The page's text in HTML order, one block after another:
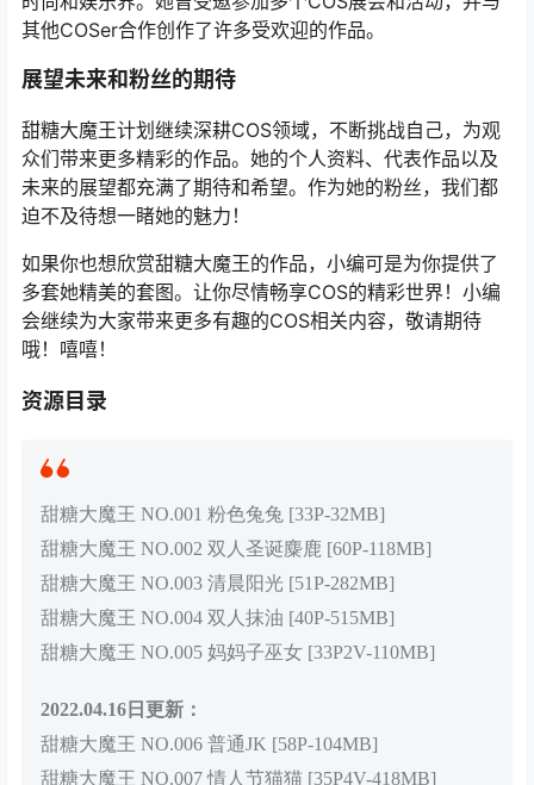
其他COSer合作创作了许多受欢迎的作品。
展望未来和粉丝的期待
甜糖大魔王计划继续深耕COS领域，不断挑战自己，为观
众们带来更多精彩的作品。她的个人资料、代表作品以及
未来的展望都充满了期待和希望。作为她的粉丝，我们都
迫不及待想一睹她的魅力！
如果你也想欣赏甜糖大魔王的作品，小编可是为你提供了
多套她精美的套图。让你尽情畅享COS的精彩世界！小编
会继续为大家带来更多有趣的COS相关内容，敬请期待
哦！嘻嘻！
资源目录
甜糖大魔王 NO.001 粉色兔兔 [33P-32MB]
甜糖大魔王 NO.002 双人圣诞麋鹿 [60P-118MB]
甜糖大魔王 NO.003 清晨阳光 [51P-282MB]
甜糖大魔王 NO.004 双人抹油 [40P-515MB]
甜糖大魔王 NO.005 妈妈子巫女 [33P2V-110MB]
2022.04.16日更新：
甜糖大魔王 NO.006 普通JK [58P-104MB]
甜糖大魔王 NO.007 情人节猫猫 [35P4V-418MB]